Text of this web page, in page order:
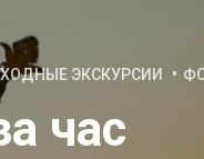
ЭКСКУРСИИ
час